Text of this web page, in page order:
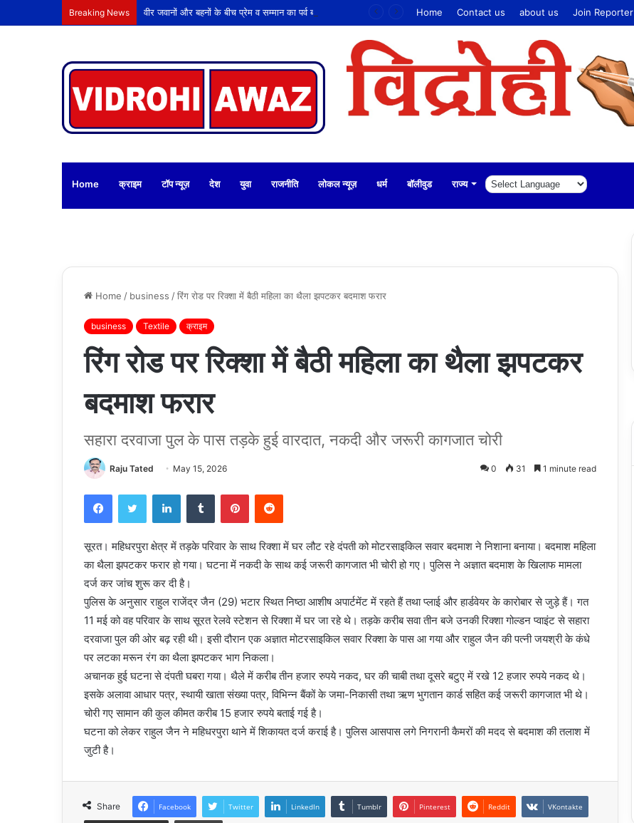
Breaking News Home Contact us about us Join Reporter
Home क्राइम टॉप न्यूज़ देश युवा राजनीति लोकल न्यूज़ धर्म बॉलीवुड राज्य
Home / business /रिंग रोड पर रिक्शा में बैठी महिला का थैला झपटकर बदमाश फरार
business Textile क्राइम
रिंग रोड पर रिक्शा में बैठी महिला का थैला झपटकर
बदमाश फरार
सहारा दरवाजा पुल के पास तड़के हुई वारदात, नकदी और जरूरी कागजात चोरी
Raju Tated May 15, 2026 0 31 1 minute read
FacebookTwitter LinkedInTumblr PinterestReddit
सूरत। महिधरपुरा क्षेत्र में तड़के परिवार के साथ रिक्शा में घर लौट रहे दंपती को मोटरसाइकिल सवार बदमाश ने निशाना बनाया। बदमाश महिला
का थैला झपटकर फरार हो गया। घटना में नकदी के साथ कई जरूरी कागजात भी चोरी हो गए। पुलिस ने अज्ञात बदमाश के खिलाफ मामला
दर्ज कर जांच शुरू कर दी है।
पुलिस के अनुसार राहुल राजेंद्र जैन (29) भटार स्थित निष्ठा आशीष अपार्टमेंट में रहते हैं तथा प्लाई और हार्डवेयर के कारोबार से जुड़े हैं। गत
11 मई को वह परिवार के साथ सूरत रेलवे स्टेशन से रिक्शा में घर जा रहे थे। तड़के करीब सवा तीन बजे उनकी रिक्शा गोल्डन प्वाइंट से सहारा
दरवाजा पुल की ओर बढ़ रही थी। इसी दौरान एक अज्ञात मोटरसाइकिल सवार रिक्शा के पास आ गया और राहुल जैन की पत्नी जयश्री के कंधे
पर लटका मरून रंग का थैला झपटकर भाग निकला।
अचानक हुई घटना से दंपती घबरा गया। थैले में करीब तीन हजार रुपये नकद, घर की चाबी तथा दूसरे बटुए में रखे 12 हजार रुपये नकद थे।
इसके अलावा आधार पत्र, स्थायी खाता संख्या पत्र, विभिन्न बैंकों के जमा-निकासी तथा ऋण भुगतान कार्ड सहित कई जरूरी कागजात भी थे।
चोरी गए सामान की कुल कीमत करीब 15 हजार रुपये बताई गई है।
घटना को लेकर राहुल जैन ने महिधरपुरा थाने में शिकायत दर्ज कराई है। पुलिस आसपास लगे निगरानी कैमरों की मदद से बदमाश की तलाश में
जुटी है।
Share Facebook Twitter LinkedIn Tumblr Pinterest Reddit VKontakte